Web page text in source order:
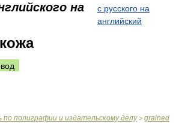
на
с русского на
английский
по полиграфии и издательскому делу> grained